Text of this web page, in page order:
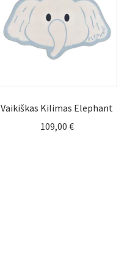
Vaikiškas Kilimas Elephant
109,00 €